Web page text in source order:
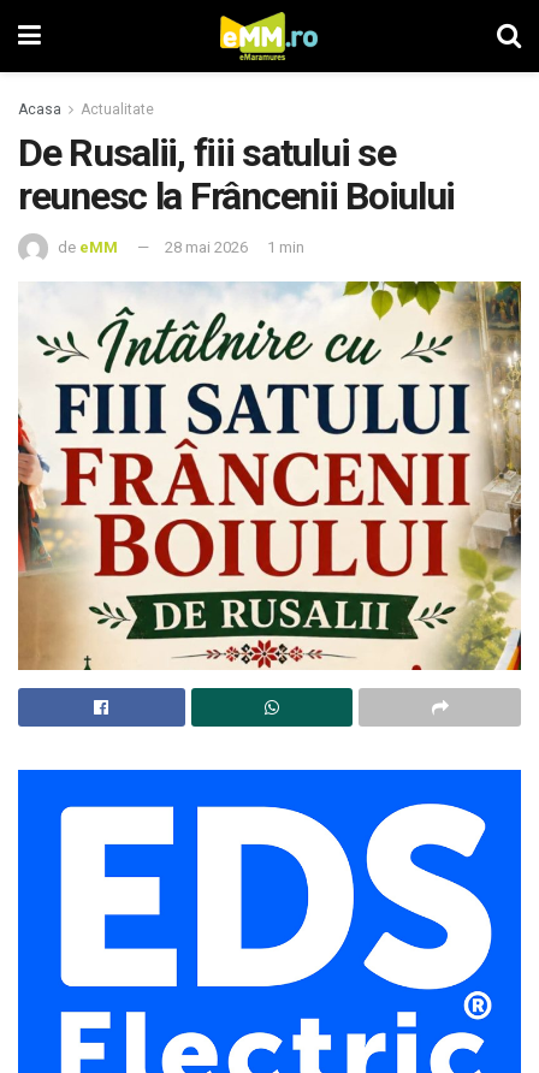
Acasa Actualitate
De Rusalii, fiii satului se
reunesc la Frâncenii Boiului
de eMM 28 mai 2026 1 min